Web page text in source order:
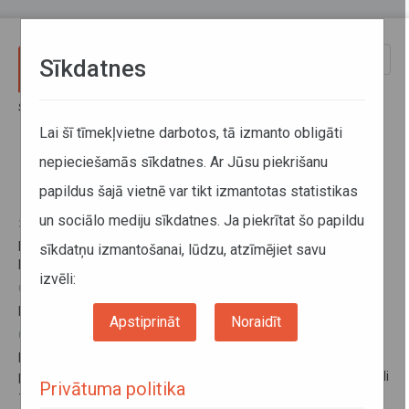
Sākums
Kazahstāna
20. janvāris 2026
No 2026. gada 11. februāra izmaiņas navigācijas plombu
08. maijs 2024
08. maijs 2024
pārkraušanas vai piekabes/puspiekabes pārkabināšanas metodi
– precizējums
Sīkdatnes
Lai šī tīmekļvietne darbotos, tā izmanto obligāti
nepieciešamās sīkdatnes. Ar Jūsu piekrišanu
papildus šajā vietnē var tikt izmantotas statistikas
un sociālo mediju sīkdatnes. Ja piekrītat šo papildu
sīkdatņu izmantošanai, lūdzu, atzīmējiet savu
izvēli:
Apstiprināt Noraidīt
Privātuma politika